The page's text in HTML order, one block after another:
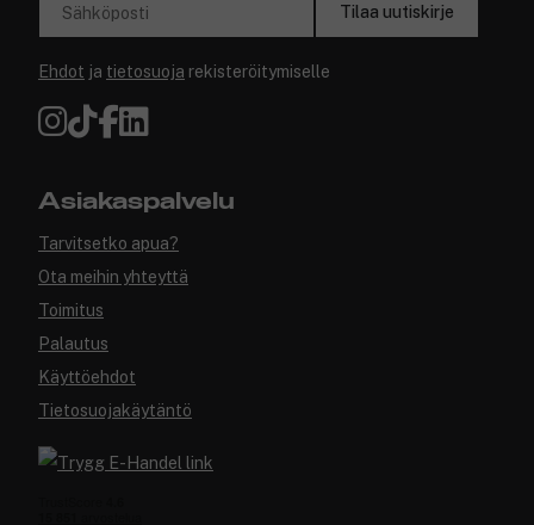
Sähköposti Tilaa uutiskirje
Ehdot ja tietosuoja rekisteröitymiselle
Asiakaspalvelu
Tarvitsetko apua?
Ota meihin yhteyttä
Toimitus
Palautus
Käyttöehdot
Tietosuojakäytäntö